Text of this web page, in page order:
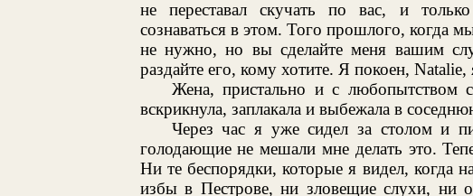
не переставал скучать по вас, и
сознаваться в этом. Того прошлого, когда
не нужно, но вы сделайте меня вашим
раздайте его, кому хотите. Я покоен,
Жена, пристально и с любопытством
вскрикнула, заплакала и выбежала в
Через час я уже сидел за столом и
голодающие не мешали мне делать это.
Ни те беспорядки, которые я видел, когда
избы в Пестрове, ни зловещие слухи,